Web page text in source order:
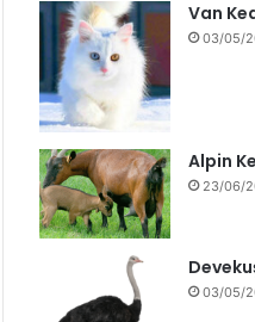
Van
03/05/
Alpin
23/06/
03/05/